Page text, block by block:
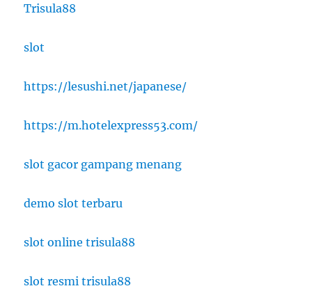
Trisula88
slot
https://lesushi.net/japanese/
https://m.hotelexpress53.com/
slot gacor gampang menang
demo slot terbaru
slot online trisula88
slot resmi trisula88